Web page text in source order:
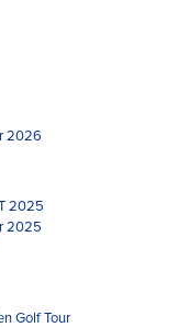
2026
2025
2025
Golf Tour